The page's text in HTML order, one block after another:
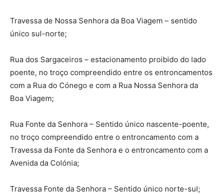
Travessa de Nossa Senhora da Boa Viagem – sentido
único sul-norte;
Rua dos Sargaceiros – estacionamento proibido do lado
poente, no troço compreendido entre os entroncamentos
com a Rua do Cónego e com a Rua Nossa Senhora da
Boa Viagem;
Rua Fonte da Senhora – Sentido único nascente-poente,
no troço compreendido entre o entroncamento com a
Travessa da Fonte da Senhora e o entroncamento com a
Avenida da Colónia;
Travessa Fonte da Senhora – Sentido único norte-sul;